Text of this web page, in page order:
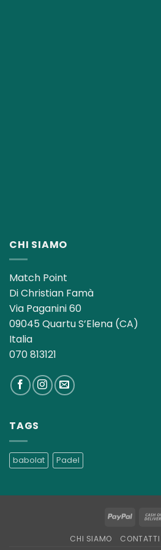
CHI SIAMO
Match Point
Di Christian Famà
Via Paganini 60
09045 Quartu S’Elena (CA)
Italia
070 813121
TAGS
babolat Padel
PayPal
CHI SIAMO CONTATTI